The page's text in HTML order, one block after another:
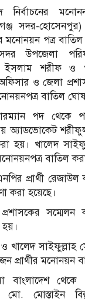
সদর-
মনোনয়ন পত্র
উপজেলা
শরীফ ও
অফিসার ও জেলা
বাতিল
পদ থেকে
অ্যাডভোকেট
হয়। খালেদ
বাতিল
প্রার্থী রেজাউল
করা হয়েছে।
সম্মেলন
হয়।
সাইফুল্লাহ
মনোনয়ন
বাংলাদেশ
মো. মোস্তাইন